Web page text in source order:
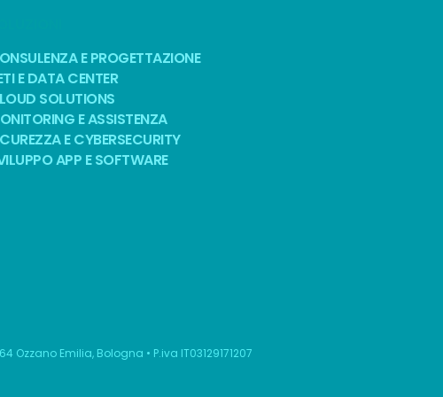
E PROGETTAZIONE
E DATA CENTER
SOLUTIONS
E ASSISTENZA
E CYBERSECURITY
APP E SOFTWARE
Ozzano Emilia, Bologna • P.iva IT03129171207